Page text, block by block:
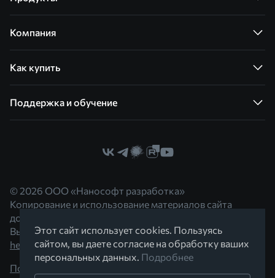
Компания
Как купить
Поддержка и обучение
© 2026 ООО «Нанософт разработка»
Копирование и использование материалов сайта
допускается с согласия правообладателя.
Вы можете обратиться к нам по адресу
hello@nanocad.ru
Политика конфиденциальности
Этот сайт использует cookies. Пользуясь
сайтом, вы даете согласие на обработку ваших
персональных данных. Подробнее